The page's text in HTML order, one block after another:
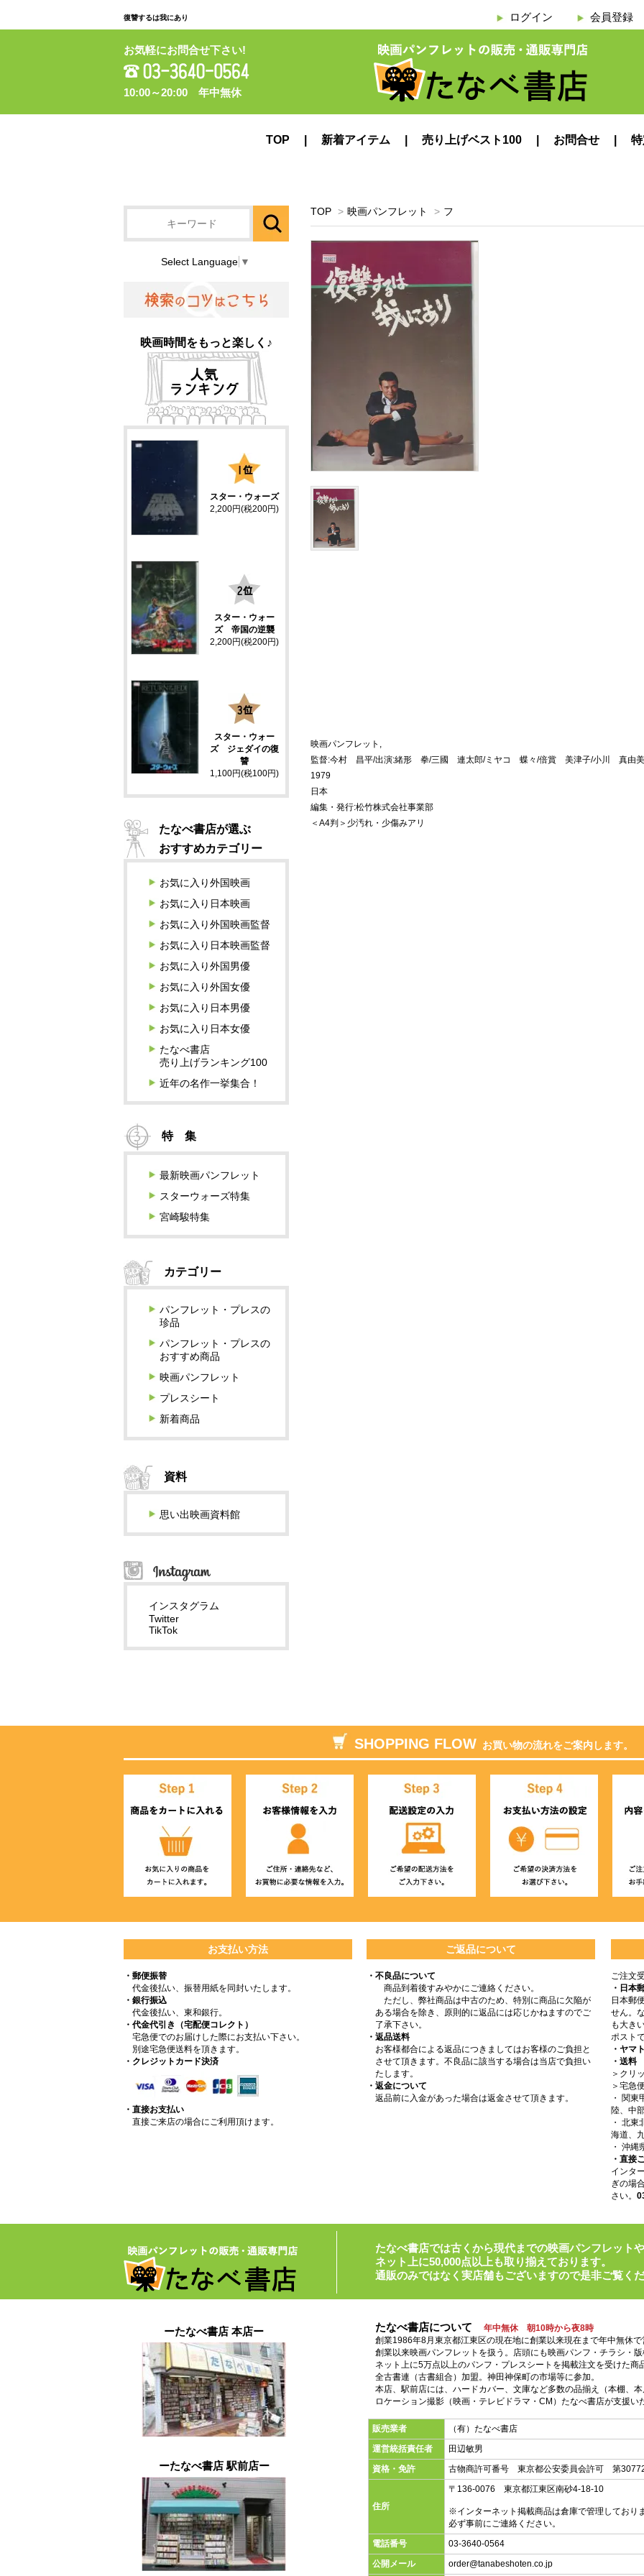
復讐するは我にあり ログイン 会員登録
お気軽にお問合せ下さい!
10:00～20:00 年中無休
TOP 新着アイテム 売り上げベスト100 お問合せ
TOP > 映画パンフレット > フ
映画パンフレット,
監督:今村 昌平/出演:緒形 拳/三國 連太郎/ミヤコ 蝶々/倍賞 美津子/小川 真由
1979
日本
編集・発行:松竹株式会社事業部
＜A4判＞少汚れ・少傷みアリ
Select Language ▼
映画時間をもっと楽しく♪
スター・ウォーズ
2,200円(税200円)
スター・ウォー
ズ 帝国の逆襲
2,200円(税200円)
スター・ウォー
ズ ジェダイの復
讐
1,100円(税100円)
たなべ書店が選ぶ
おすすめカテゴリー
お気に入り外国映画
お気に入り日本映画
お気に入り外国映画監督
お気に入り日本映画監督
お気に入り外国男優
お気に入り外国女優
お気に入り日本男優
お気に入り日本女優
たなべ書店
売り上げランキング100
近年の名作一挙集合！
特 集
最新映画パンフレット
スターウォーズ特集
宮崎駿特集
カテゴリー
パンフレット・プレスの
珍品
パンフレット・プレスの
おすすめ商品
映画パンフレット
プレスシート
新着商品
資料
思い出映画資料館
インスタグラム
Twitter
TikTok
SHOPPING FLOW お買い物の流れをご案内します。
お支払い方法
・郵便振替
代金後払い、振替用紙を同封いたします。
・銀行振込
代金後払い、東和銀行。
・代金代引き（宅配便コレクト）
宅急便でのお届けした際にお支払い下さい。
別途宅急便送料を頂きます。
・クレジットカード決済
・直接お支払い
直接ご来店の場合にご利用頂けます。
ご返品について
・不良品について
商品到着後すみやかにご連絡ください。
ただし、弊社商品は中古のため、特別に商品に欠陥が
ある場合を除き、原則的に返品には応じかねますのでご
了承下さい。
・返品送料
お客様都合による返品につきましてはお客様のご負担と
させて頂きます。不良品に該当する場合は当店で負担い
たします。
・返金について
返品前に入金があった場合は返金させて頂きます。
ご注文
・日本
日本郵
せん。
も大き
ポスト
・ヤマ
・送料
＞クリ
＞宅急
・ 関
陸、中
・ 北
海道、
・ 沖縄
・直接
インタ
ぎの場
さい。
たなべ書店では古くから現代までの映画パンフレット
ネット上に50,000点以上も取り揃えております。
通販のみではなく実店舗もございますので是非ご覧く
ーたなべ書店 本店ー
ーたなべ書店 駅前店ー
たなべ書店について
年中無休 朝10時から夜8時
創業1986年8月東京都江東区の現在地に創業以来現在まで年中無休
創業以来映画パンフレットを扱う。店頭にも映画パンフ・チラシ・
ネット上に5万点以上のパンフ・プレスシートを掲載注文を受けた商
全古書連（古書組合）加盟。神田神保町の市場等に参加。
本店、駅前店には、ハードカバー、文庫など多数の品揃え（本棚、
ロケーション撮影（映画・テレビドラマ・CM）たなべ書店が支援い
販売業者
（有）たなべ書店
運営統括責任者
田辺敏男
資格・免許
古物商許可番号 東京都公安委員会許可 第
住所
〒136-0076 東京都江東区南砂4-18-10
※インターネット掲載商品は倉庫で管理しており
必ず事前にご連絡ください。
電話番号
03-3640-0564
公開メール
order@tanabeshoten.co.jp